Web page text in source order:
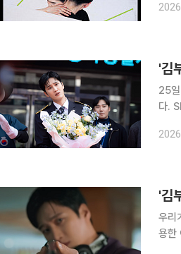
터리
'김
25
다. SBS는 27일 '재벌X형사2'의 관전 포인트를 공개하며 2년 만에 돌아오는 시즌2에 대한 기대감
장
'김
우리
용한 이야